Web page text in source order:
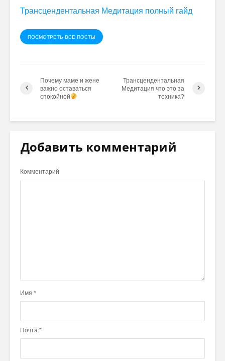
Трансцендентальная Медитация полный гайд
ПОСМОТРЕТЬ ВСЕ ПОСТЫ
Почему маме и жене
важно оставаться
спокойной
Трансцендентальная
Медитация что это за
техника?
Добавить комментарий
Комментарий
Имя *
Почта *